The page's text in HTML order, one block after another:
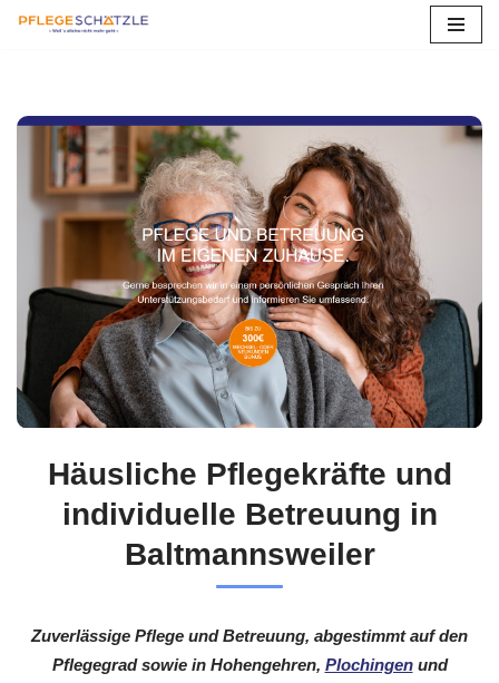
springen
Häusliche Pflegekräfte und
individuelle Betreuung in
Baltmannsweiler
Zuverlässige Pflege und Betreuung, abgestimmt auf den
Pflegegrad sowie in Hohengehren, Plochingenund